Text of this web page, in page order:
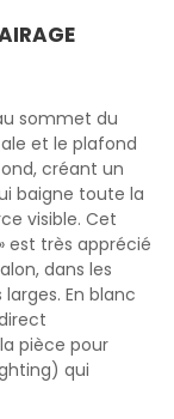
sommet du
et le plafond
créant un
baigne toute la
visible. Cet
est très apprécié
dans les
En blanc
pièce pour
qui